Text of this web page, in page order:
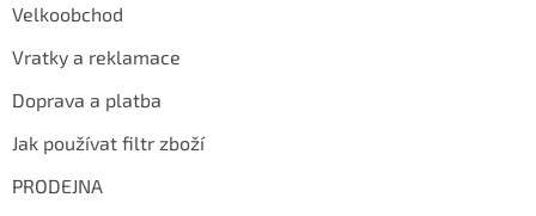
Velkoobchod
Vratky a reklamace
Doprava a platba
Jak používat filtr zboží
PRODEJNA